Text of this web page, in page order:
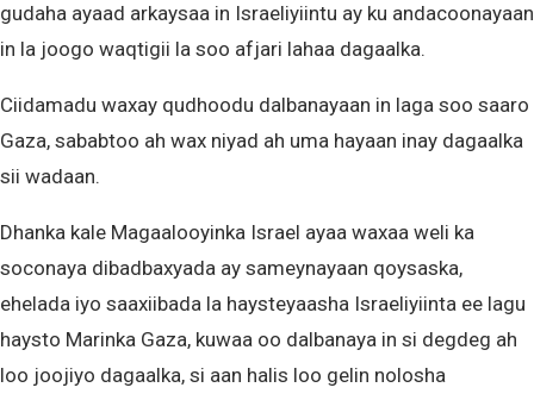
gudaha ayaad arkaysaa in Israeliyiintu ay ku andacoonayaan
in la joogo waqtigii la soo afjari lahaa dagaalka.
Ciidamadu waxay qudhoodu dalbanayaan in laga soo saaro
Gaza, sababtoo ah wax niyad ah uma hayaan inay dagaalka
sii wadaan.
Dhanka kale Magaalooyinka Israel ayaa waxaa weli ka
soconaya dibadbaxyada ay sameynayaan qoysaska,
ehelada iyo saaxiibada la haysteyaasha Israeliyiinta ee lagu
haysto Marinka Gaza, kuwaa oo dalbanaya in si degdeg ah
loo joojiyo dagaalka, si aan halis loo gelin nolosha